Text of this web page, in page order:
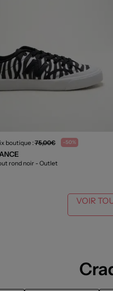
boutique :75,00€ -50%
rond noir - Outlet
VOIR